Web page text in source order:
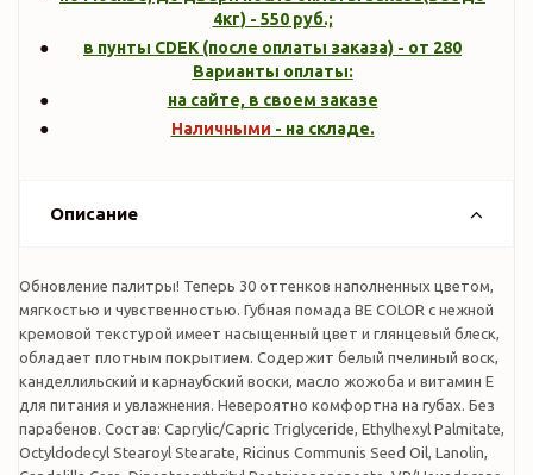
4кг) - 550руб.;
в пунты CDEK (после оплаты заказа) - от 280
Варианты оплаты:
на сайте, в своем заказе
Наличными - на складе.
Описание
Обновление палитры! Теперь 30 оттенков наполненных цветом,
мягкостью и чувственностью. Губная помада BE COLOR с нежной
кремовой текстурой имеет насыщенный цвет и глянцевый блеск,
обладает плотным покрытием. Содержит белый пчелиный воск,
канделлильский и карнаубский воски, масло жожоба и витамин Е
для питания и увлажнения. Невероятно комфортна на губах. Без
парабенов. Состав: Caprylic/Capric Triglyceride, Ethylhexyl Palmitate,
Octyldodecyl Stearoyl Stearate, Ricinus Communis Seed Oil, Lanolin,